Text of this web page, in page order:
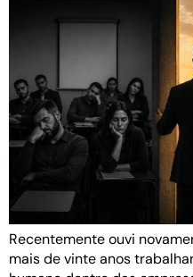
Recentemente ouvi
mais de vinte anos